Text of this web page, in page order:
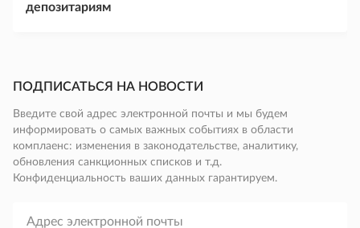
депозитариям
ПОДПИСАТЬСЯ НА НОВОСТИ
Введите свой адрес электронной почты и мы будем
информировать о самых важных событиях в области
комплаенс: изменения в законодательстве, аналитику,
обновления санкционных списков и т.д.
Конфиденциальность ваших данных гарантируем.